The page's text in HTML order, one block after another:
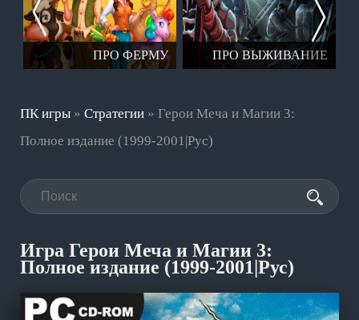
ПРО ФЕРМУ ПРО ВЫЖИВАНИЕ
ПК игры » Стратегии » Герои Меча и Магии 3:
Полное издание (1999-2001|Рус)
Игра Герои Меча и Магии 3:
Полное издание (1999-2001|Рус)